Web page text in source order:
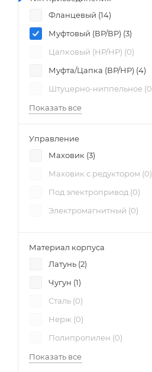
Фланцевый (14)
Муфтовый (ВР/ВР) (3)
Цапковый (НР/НР) (0)
Муфта/Цапка (ВР/НР) (4)
Штуцерно-ниппельное (0
Показать все
Управление
Маховик (3)
Маховик с редуктором (0)
Под электропривод (0)
Электромагнитный (0)
Материал корпуса
Латунь (2)
Чугун (1)
Сталь (0)
Нерж (0)
Полипропилен (0)
Показать все